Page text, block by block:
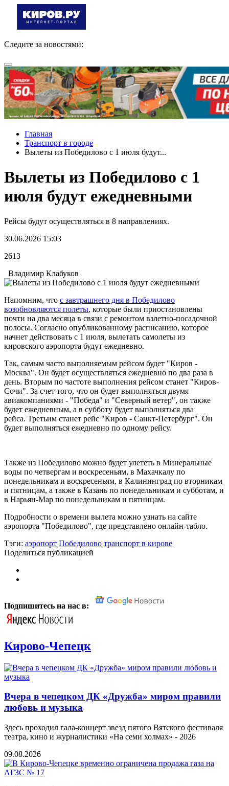
Следите за новостями:
Главная
Транспорт в городе
Вылеты из Победилово с 1 июля будут...
Вылеты из Победилово с 1
июля будут ежедневными
Рейсы будут осуществляться в 8 направлениях.
30.06.2026 15:03
2613
Владимир Клабуков
Напомним, что с завтрашнего дня в Победилово
возобновляются полеты, которые были приостановлены
почти на два месяца в связи с ремонтом взлетно-посадочной
полосы. Согласно опубликованному расписанию, которое
начнет действовать с 1 июля, вылетать самолеты из
кировского аэропорта будут ежедневно.
Так, самым часто выполняемым рейсом будет "Киров -
Москва". Он будет осуществляться ежедневно по два раза в
день. Вторым по частоте выполнения рейсом станет "Киров-
Сочи". За счет того, что он будет выполняться двумя
авиакомпаниями - "Победа" и "Северный ветер", он также
будет ежедневным, а в субботу будет выполняться два
рейса. Третьим станет рейс "Киров - Санкт-Петербург". Он
будет выполняться ежедневно по одному рейсу.
Также из Победилово можно будет улететь в Минеральные
воды по четвергам и воскресеньям, в Махачкалу по
понедельникам и воскресеньям, в Калининград по вторникам
и пятницам, а также в Казань по понедельникам и субботам, и
в Нарьян-Мар по понедельникам и пятницам.
Подробности о времени вылета можно узнать на сайте
аэропорта "Победилово", где представлено онлайн-табло.
Тэги: аэропорт Победилово транспорт в кирове
Поделиться публикацией
Подпишитесь на нас в:
Кирово-Чепецк
Вчера в чепецком ДК «Дружба» миром правили
любовь и музыка
Здесь проходил гала-концерт звезд пятого Вятского фестиваля
театра, кино и журналистики «На семи холмах» - 2026
09.08.2026